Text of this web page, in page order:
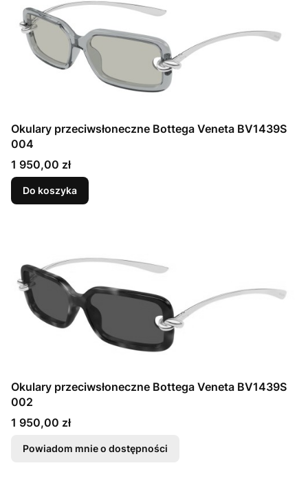
Okulary przeciwsłoneczne Bottega Veneta BV1439S
004
Cena
1 950,00 zł
Do koszyka
Okulary przeciwsłoneczne Bottega Veneta BV1439S
002
Cena
1 950,00 zł
Powiadom mnie o dostępności